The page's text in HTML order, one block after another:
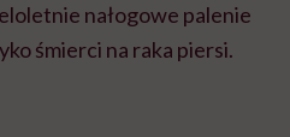
nałogowe palenie
śmierci na raka piersi.